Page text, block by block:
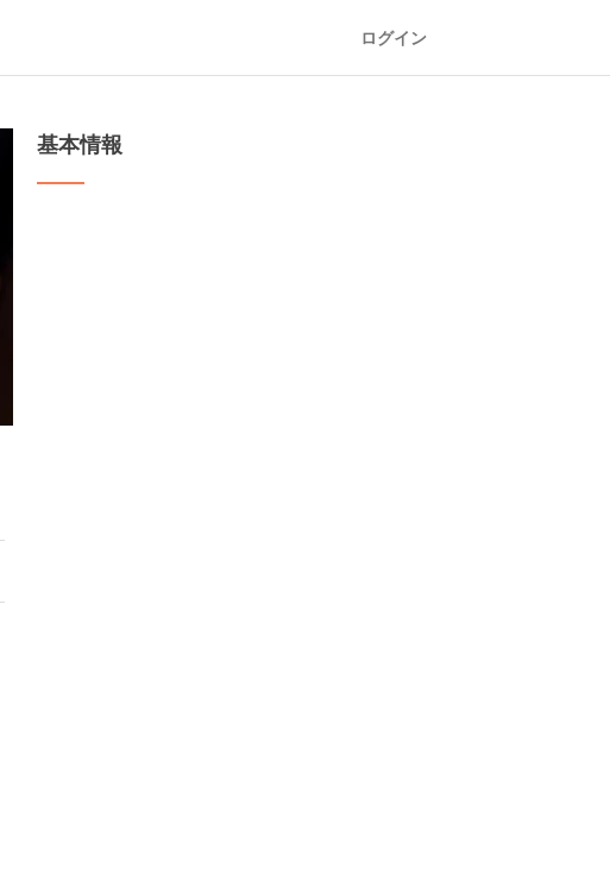
ログイン
基本情報